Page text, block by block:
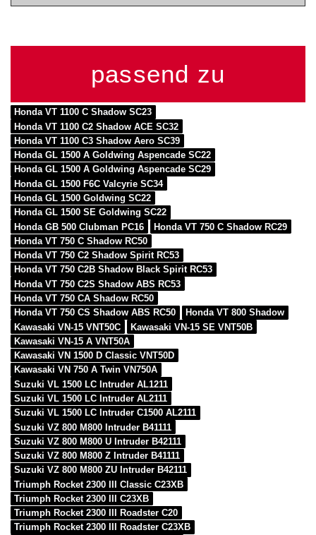
passend zu
Honda VT 1100 C Shadow SC23
Honda VT 1100 C2 Shadow ACE SC32
Honda VT 1100 C3 Shadow Aero SC39
Honda GL 1500 A Goldwing Aspencade SC22
Honda GL 1500 A Goldwing Aspencade SC29
Honda GL 1500 F6C Valcyrie SC34
Honda GL 1500 Goldwing SC22
Honda GL 1500 SE Goldwing SC22
Honda GB 500 Clubman PC16
Honda VT 750 C Shadow RC29
Honda VT 750 C Shadow RC50
Honda VT 750 C2 Shadow Spirit RC53
Honda VT 750 C2B Shadow Black Spirit RC53
Honda VT 750 C2S Shadow ABS RC53
Honda VT 750 CA Shadow RC50
Honda VT 750 CS Shadow ABS RC50
Honda VT 800 Shadow
Kawasaki VN-15 VNT50C
Kawasaki VN-15 SE VNT50B
Kawasaki VN-15 A VNT50A
Kawasaki VN 1500 D Classic VNT50D
Kawasaki VN 750 A Twin VN750A
Suzuki VL 1500 LC Intruder AL1211
Suzuki VL 1500 LC Intruder AL2111
Suzuki VL 1500 LC Intruder C1500 AL2111
Suzuki VZ 800 M800 Intruder B41111
Suzuki VZ 800 M800 U Intruder B42111
Suzuki VZ 800 M800 Z Intruder B41111
Suzuki VZ 800 M800 ZU Intruder B42111
Triumph Rocket 2300 III Classic C23XB
Triumph Rocket 2300 III C23XB
Triumph Rocket 2300 III Roadster C20
Triumph Rocket 2300 III Roadster C23XB